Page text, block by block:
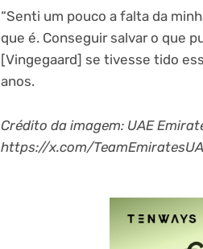
“Senti um pouco a falta da
que é. Conseguir salvar o que
[Vingegaard] se tivesse tido
anos.
Crédito da imagem: UAE
https://x.com/